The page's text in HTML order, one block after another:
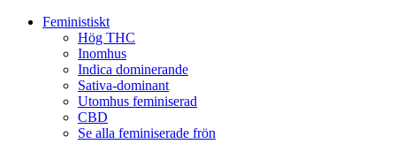
Feministiskt
Hög THC
Inomhus
Indica dominerande
Sativa-dominant
Utomhus feminiserad
CBD
Se alla feminiserade frön